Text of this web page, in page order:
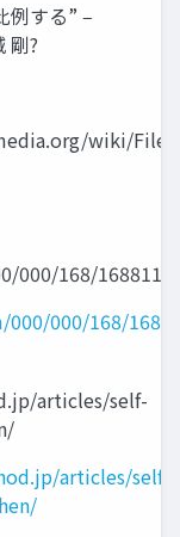
例する” ‒
剛?
wiki/
000/168/168811/
000/168/
articles/self-
articles/self-